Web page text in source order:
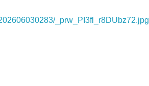
_prw_PI3fl_r8DUbz72.jpg